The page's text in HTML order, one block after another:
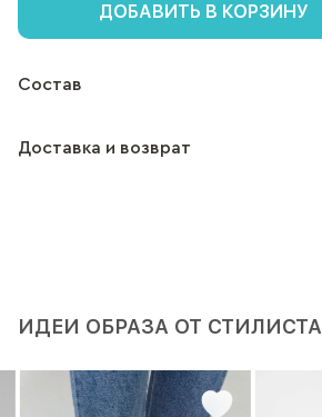
ДОБАВИТЬ В КОРЗИНУ
Состав
Доставка и возврат
ИДЕИ ОБРАЗА ОТ СТИЛИСТА